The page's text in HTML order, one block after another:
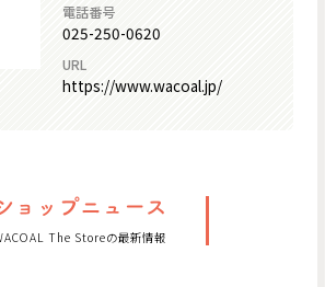
電話番号
025-250-0620
URL
https://www.wacoal.jp/
The Storeの最新情報